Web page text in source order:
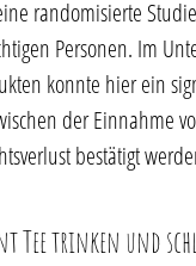
randomisierte Studie
Personen. Im
konnte hier ein
der Einnahme
bestätigt
Tee trinken und